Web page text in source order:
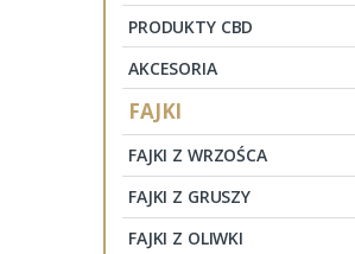
PRODUKTY CBD
AKCESORIA
FAJKI
FAJKI Z WRZOŚCA
FAJKI Z GRUSZY
FAJKI Z OLIWKI